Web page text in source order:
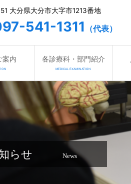
大分県大分市大字市1213番地
541-1311 （代表）
案内 各診療科・部門紹介
MEDICAL EXAMINATION
らせ News